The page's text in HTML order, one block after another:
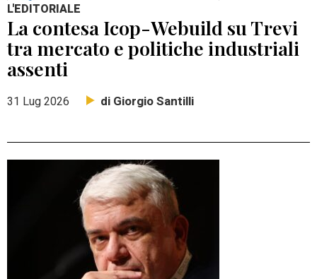
L'EDITORIALE
La contesa Icop-Webuild su Trevi
tra mercato e politiche industriali
assenti
31 Lug 2026 di Giorgio Santilli